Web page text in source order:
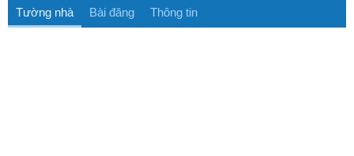
Tường nhà Bài đăng Thông tin